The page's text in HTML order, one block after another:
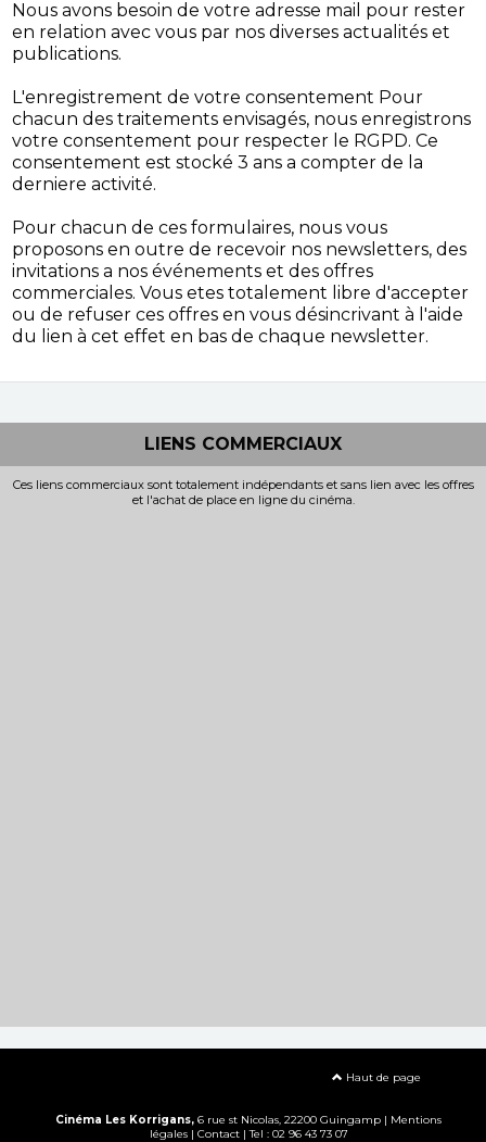
Nous avons besoin de votre adresse mail pour rester
en relation avec vous par nos diverses actualités et
publications.
L'enregistrement de votre consentement Pour
chacun des traitements envisagés, nous enregistrons
votre consentement pour respecter le RGPD. Ce
consentement est stocké 3 ans a compter de la
derniere activité.
Pour chacun de ces formulaires, nous vous
proposons en outre de recevoir nos newsletters, des
invitations a nos événements et des offres
commerciales. Vous etes totalement libre d'accepter
ou de refuser ces offres en vous désincrivant à l'aide
du lien à cet effet en bas de chaque newsletter.
LIENS COMMERCIAUX
Ces liens commerciaux sont totalement indépendants et sans lien avec les offres
et l'achat de place en ligne du cinéma.
Haut de page
Cinéma Les Korrigans, 6 rue st Nicolas, 22200 Guingamp | Mentions
légales| Contact| Tel : 02 96 43 73 07